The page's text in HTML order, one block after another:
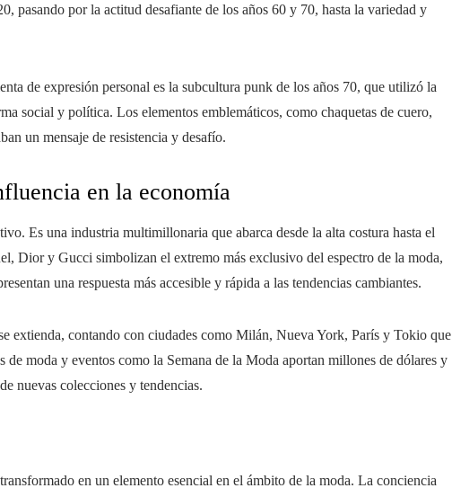
pasando por la actitud desafiante de los años 60 y 70, hasta la variedad y
de expresión personal es la subcultura punk de los años 70, que utilizó la
social y política. Los elementos emblemáticos, como chaquetas de cuero,
un mensaje de resistencia y desafío.
en la economía
Es una industria multimillonaria que abarca desde la alta costura hasta el
Dior y Gucci simbolizan el extremo más exclusivo del espectro de la moda,
una respuesta más accesible y rápida a las tendencias cambiantes.
extienda, contando con ciudades como Milán, Nueva York, París y Tokio que
moda y eventos como la Semana de la Moda aportan millones de dólares y
nuevas colecciones y tendencias.
en un elemento esencial en el ámbito de la moda. La conciencia